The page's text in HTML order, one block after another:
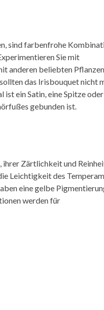
sind farbenfrohe
Sie mit
anderen beliebten
das Irisbouquet nicht
ein Satin, eine Spitze
gebunden ist.
Zärtlichkeit und
Leichtigkeit des
eine gelbe
werden für